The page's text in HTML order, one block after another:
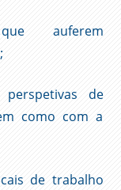
auferem
de
como com a
de trabalho